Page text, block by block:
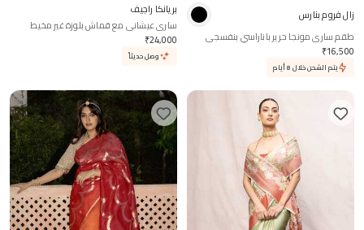
زال فروم بنارس
طقم ساري مونجا حرير باناراسي بنفسجي
₹16,500
يتم الشحن خلال 8 أيام
بريانكا راجيف
ساري عيشاني مع قماش بلوزة غير مخيط
₹24,000
وصل حديثاً